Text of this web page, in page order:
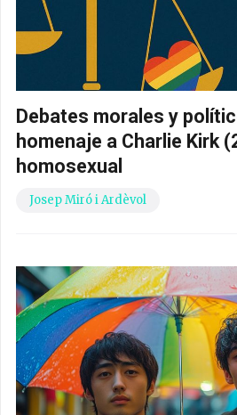
Debates morales y
homenaje a Charlie Kirk
homosexual
Josep Miró i Ardèvol